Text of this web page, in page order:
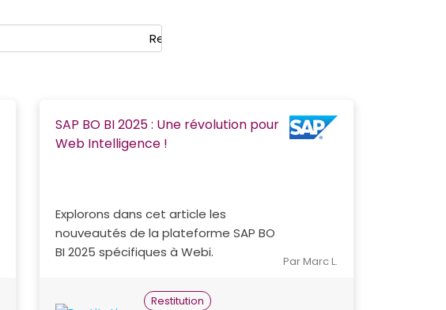
Rechercher
SAP BO BI 2025 : Une révolution pour
Web Intelligence !
Explorons dans cet article les
nouveautés de la plateforme SAP BO
BI 2025 spécifiques à Webi.
Par Marc L.
Restitution